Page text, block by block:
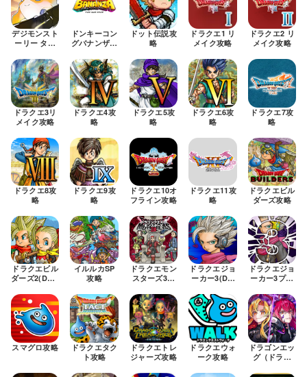
デジモンスト
ーリー タイ
ャー攻略
ドンキーコン
グバナンザ攻
ドット伝説攻
略
ドラクエ1 リ
メイク攻略
ドラクエ2 リ
メイク攻略
ドラクエ3リ
メイク攻略
ドラクエ4攻
略
ドラクエ5攻
略
ドラクエ6攻
略
ドラクエ7攻
略
ドラクエ8攻
略
ドラクエ9攻
略
ドラクエ10オ
フライン攻略
ドラクエ11攻
略
ドラクエビル
ダーズ攻略
ドラクエビル
ダーズ2(DQB
イルルカSP
攻略
ドラクエモン
スターズ3攻
ドラクエジョ
ーカー3(DQ
ドラクエジョ
ーカー3プロ
ル(DQMJ3P)
攻略
スマグロ攻略
ドラクエタク
ト攻略
ドラクエトレ
ジャーズ攻略
ドラクエウォ
ーク攻略
ドラゴンエッ
グ（ドラエ